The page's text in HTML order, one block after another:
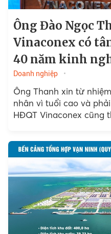
Ông Đào Ngọc
Vinaconex có
40 năm kinh
Doanh nghiệp
Ông Thanh xin từ
nhân vì tuổi cao và
HĐQT Vinaconex cũng